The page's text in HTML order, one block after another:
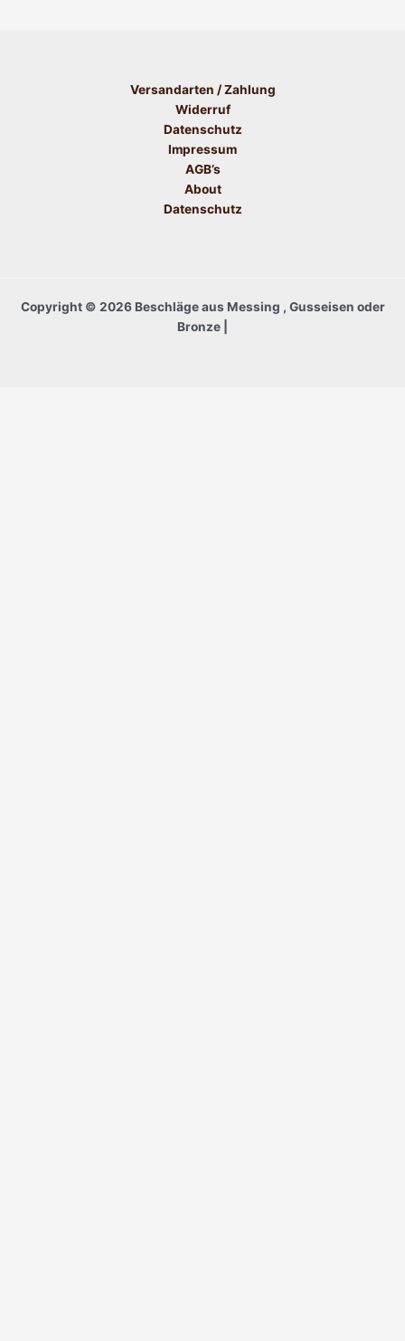
Versandarten / Zahlung
Widerruf
Datenschutz
Impressum
AGB’s
About
Datenschutz
Copyright © 2026 Beschläge aus Messing , Gusseisen oder
Bronze |